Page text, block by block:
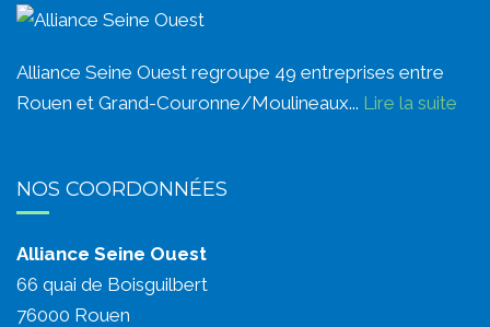
Alliance Seine Ouest regroupe 49 entreprises entre
Rouen et Grand-Couronne/Moulineaux... Lire la suite
NOS COORDONNÉES
Alliance Seine Ouest
66 quai de Boisguilbert
76000 Rouen